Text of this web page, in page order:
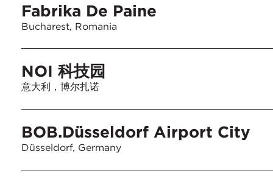
Fabrika De Paine
Bucharest, Romania
NOI 科技园
意大利，博尔扎诺
BOB.Düsseldorf Airport City
Düsseldorf, Germany